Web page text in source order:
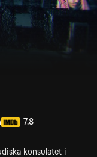
7.8
konsulatet i